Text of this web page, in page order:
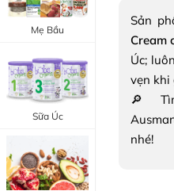
Bổ Khớp -
Bổ Não -
Canxi -
Trang
Trang
Tẩy Trang
Dụng Cụ
Mẹ Bầu
Sữa Úc
Sản
Cream
Úc;
vẹn khi
🔎
nhé!